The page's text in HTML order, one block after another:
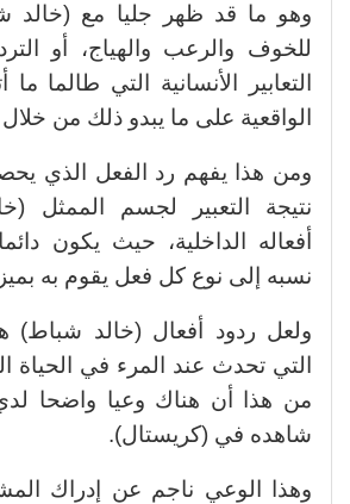
وهو ما قد ظهر جليا مع (خالد
للخوف والرعب والهياج، أو
التعابير الأنسانية التي طالما ما
الواقعية على ما يبدو ذلك من خلال
ومن هذا يفهم رد الفعل الذي
نتيجة التعبير لجسم الممثل
أفعاله الداخلية، حيث يكون
نسبه إلى نوع كل فعل يقوم به
ولعل ردود أفعال (خالد شباط)
التي تحدث عند المرء في الحياة
من هذا أن هناك وعيا واضحا
شاهده في (كريستال).
وهذا الوعي ناجم عن إدراك